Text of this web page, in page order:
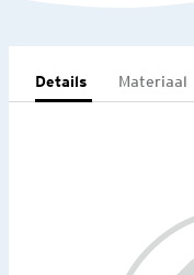
Details Materiaal